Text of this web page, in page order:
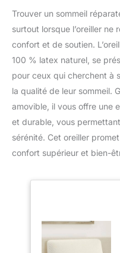
Trouver un sommeil
surtout lorsque l’oreiller
confort et de soutien.
100 % latex naturel, se
pour ceux qui cherchent à
la qualité de leur sommeil.
amovible, il vous offre une
et durable, vous
sérénité. Cet oreiller
confort supérieur et bien-